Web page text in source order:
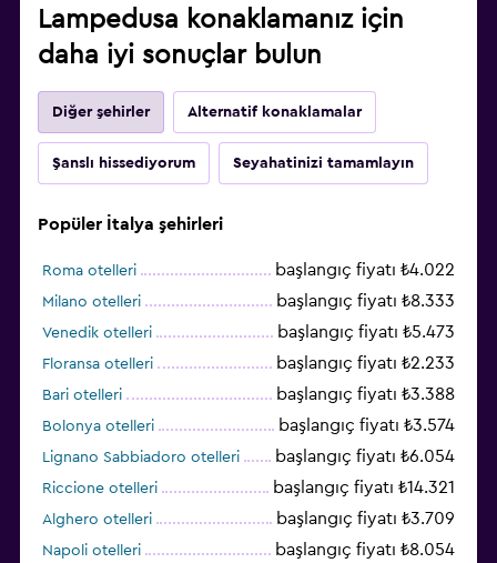
Lampedusa konaklamanız için
daha iyi sonuçlar bulun
Diğer şehirler Alternatif konaklamalar
Şanslı hissediyorum Seyahatinizi tamamlayın
Popüler İtalya şehirleri
Roma otelleri başlangıç fiyatı ₺4.022
Milano otelleri başlangıç fiyatı ₺8.333
Venedik otelleri başlangıç fiyatı ₺5.473
Floransa otelleri başlangıç fiyatı ₺2.233
Bari otelleri başlangıç fiyatı ₺3.388
Bolonya otelleri başlangıç fiyatı ₺3.574
Lignano Sabbiadoro otelleri başlangıç fiyatı ₺6.054
Riccione otelleri başlangıç fiyatı ₺14.321
Alghero otelleri başlangıç fiyatı ₺3.709
Napoli otelleri başlangıç fiyatı ₺8.054